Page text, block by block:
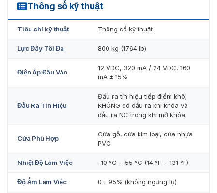
Chiều sâu của rãnh chốt: 15 mm
Lực hút mạnh giúp bảo vệ cửa khỏi bị mở cưỡng bức
khi cửa bị khóa
Cách điện kép
Thông số kỹ thuật
DS-K4G100
Tiêu chí kỹ thuật Thông số kỹ thuật
Lực Đẩy Tối Đa 800 kg (1764 lb)
Điện Áp Đầu Vào
12 VDC, 320 mA / 24 VDC, 160
mA ± 15%
Đầu Ra Tín Hiệu
Đầu ra tín hiệu tiếp điểm khô;
KHÔNG có đầu ra khi khóa và
đầu ra NC trong khi mở khóa
Cửa Phù Hợp
Cửa gỗ, cửa kim loại, cửa nhựa
PVC
Nhiệt Độ Làm Việc -10 °C ~ 55 °C (14 °F ~ 131 °F)
Độ Ẩm Làm Việc 0 - 95% (không ngưng tụ)